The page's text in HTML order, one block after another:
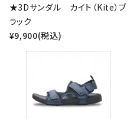
★3Dサンダル カイト（Kite）ブ
ラック
¥9,900(税込)